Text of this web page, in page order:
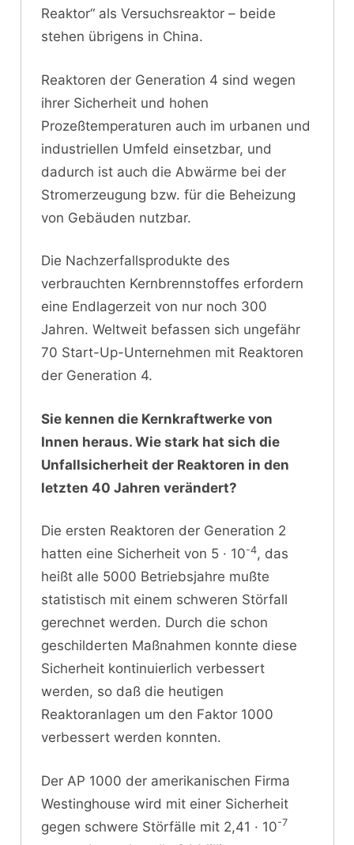
Reaktor“ als Versuchsreaktor – beide
stehen übrigens in China.
Reaktoren der Generation 4 sind wegen
ihrer Sicherheit und hohen
Prozeßtemperaturen auch im urbanen und
industriellen Umfeld einsetzbar, und
dadurch ist auch die Abwärme bei der
Stromerzeugung bzw. für die Beheizung
von Gebäuden nutzbar.
Die Nachzerfallsprodukte des
verbrauchten Kernbrennstoffes erfordern
eine Endlagerzeit von nur noch 300
Jahren. Weltweit befassen sich ungefähr
70 Start-Up-Unternehmen mit Reaktoren
der Generation 4.
Sie kennen die Kernkraftwerke von
Innen heraus. Wie stark hat sich die
Unfallsicherheit der Reaktoren in den
letzten 40 Jahren verändert?
Die ersten Reaktoren der Generation 2
hatten eine Sicherheit von 5 · 10-4, das
heißt alle 5000 Betriebsjahre mußte
statistisch mit einem schweren Störfall
gerechnet werden. Durch die schon
geschilderten Maßnahmen konnte diese
Sicherheit kontinuierlich verbessert
werden, so daß die heutigen
Reaktoranlagen um den Faktor 1000
verbessert werden konnten.
Der AP 1000 der amerikanischen Firma
Westinghouse wird mit einer Sicherheit
gegen schwere Störfälle mit 2,41 · 10-7